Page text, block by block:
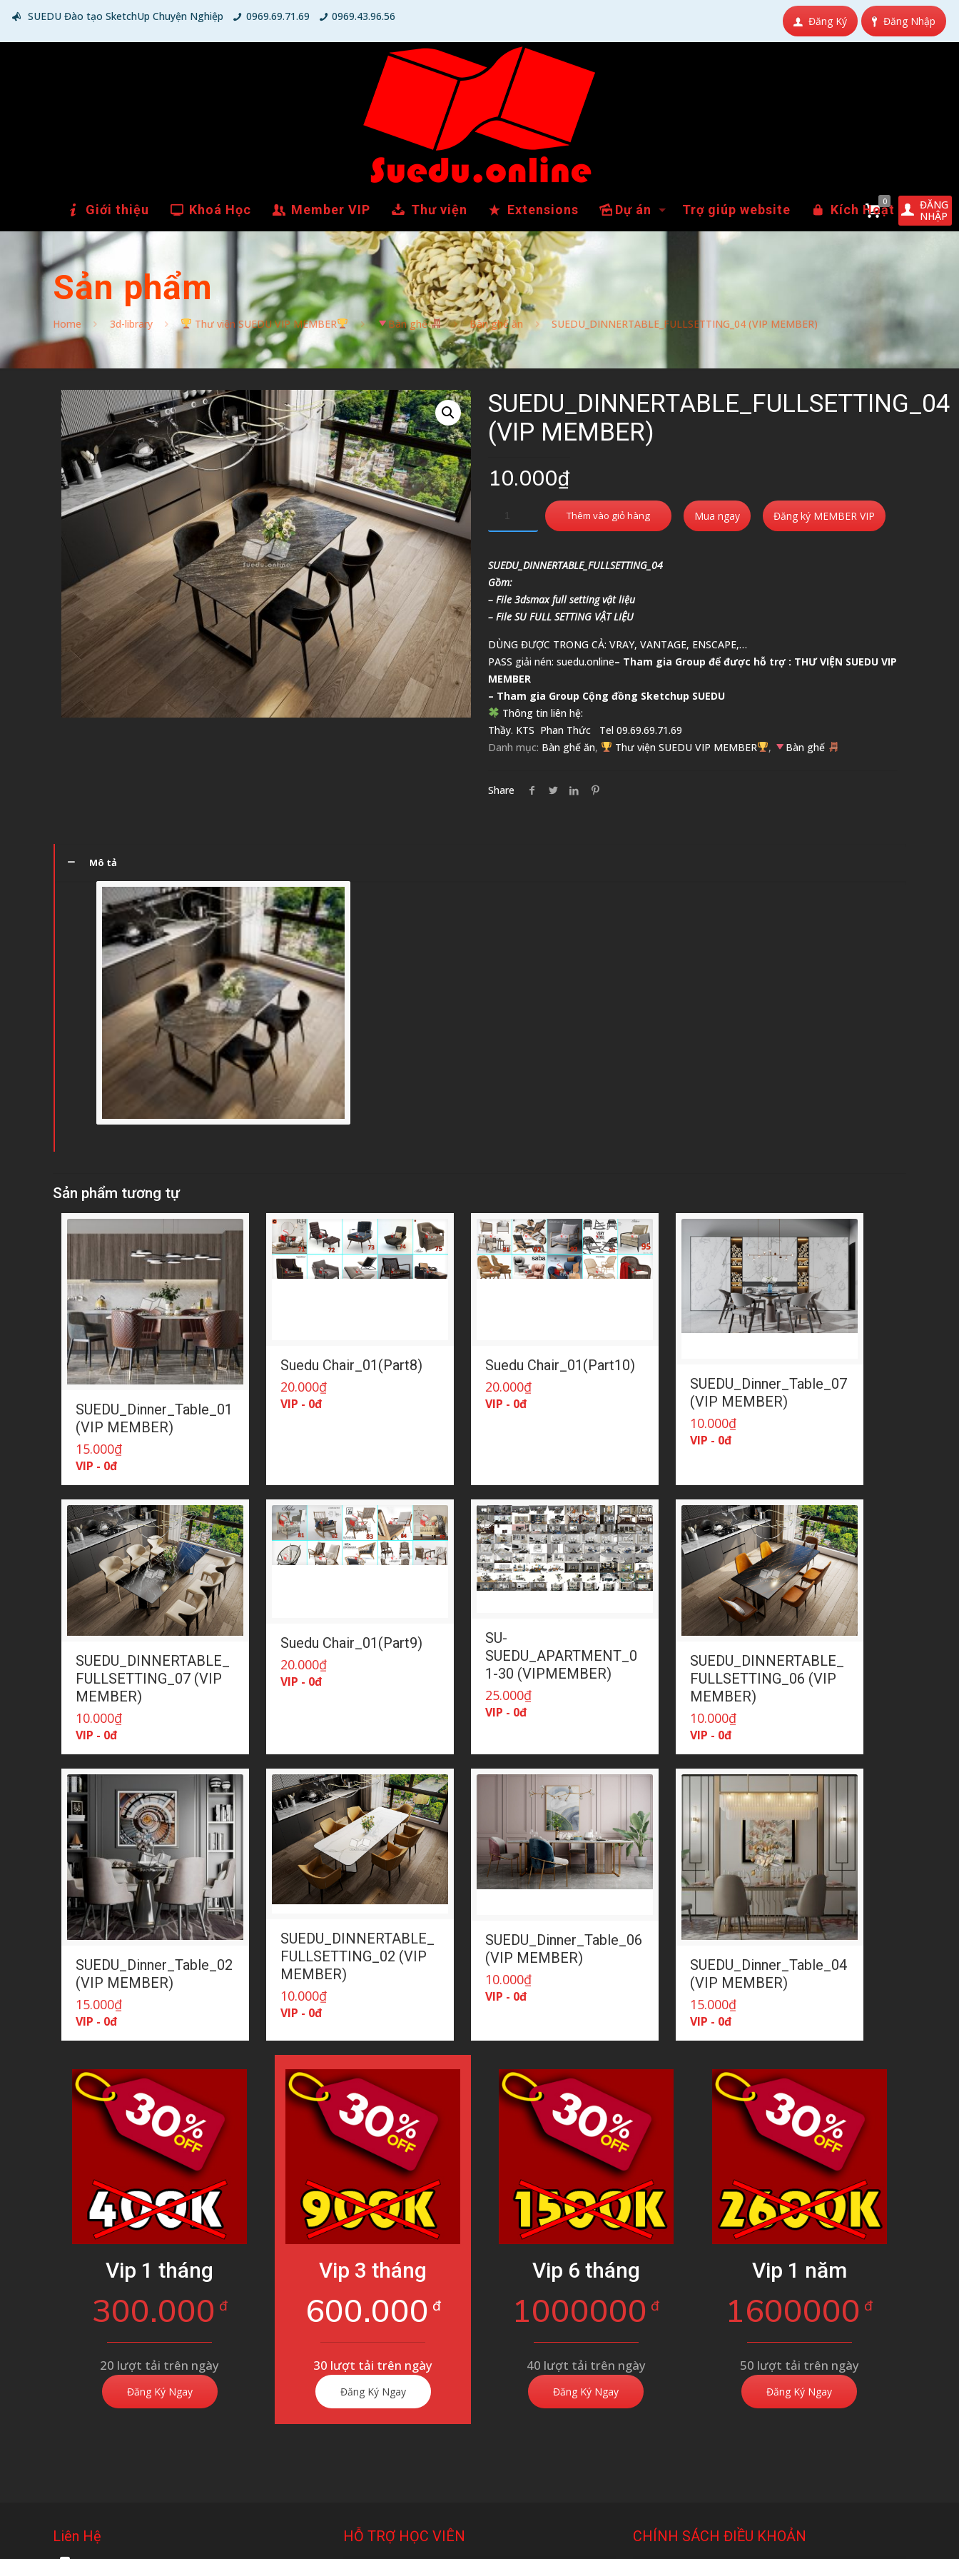
SUEDU Đào tạo SketchUp Chuyện Nghiệp 0969.69.71.69 0969.43.96.56 Đăng Nhập
Đăng Ký
Giới thiệu Khoá Học Member VIP Thư viện Extensions Dự án Trợ giúp website Kích Hoạt
0
ĐĂNG
NHẬP
Sản phẩm
Home 3d-library Thư viện SUEDU VIP MEMBER Bàn ghế Bàn ghế ăn SUEDU_DINNERTABLE_FULLSETTING_04 (VIP MEMBER)
SUEDU_DINNERTABLE_FULLSETTING_04
(VIP MEMBER)
10.000₫
Thêm vào giỏ hàng Mua ngay Đăng ký MEMBER VIP
SUEDU_DINNERTABLE_FULLSETTING_04
Gồm:
– File 3dsmax full setting vật liệu
– File SU FULL SETTING VẬT LIỆU
DÙNG ĐƯỢC TRONG CẢ: VRAY, VANTAGE, ENSCAPE,…
PASS giải nén: suedu.online– Tham gia Group để được hỗ trợ : THƯ VIỆN SUEDU VIP
MEMBER
– Tham gia Group Cộng đồng Sketchup SUEDU
Thông tin liên hệ:
Thầy. KTS Phan ThứcTel 09.69.69.71.69
Danh mục: Bàn ghế ăn, Thư viện SUEDU VIP MEMBER , Bàn ghế
Share
Mô tả
Sản phẩm tương tự
SUEDU_Dinner_Table_01
(VIP MEMBER)
15.000₫
VIP - 0đ
Suedu Chair_01(Part8)
20.000₫
VIP - 0đ
Suedu Chair_01(Part10)
20.000₫
VIP - 0đ
SUEDU_Dinner_Table_07
(VIP MEMBER)
10.000₫
VIP - 0đ
SUEDU_DINNERTABLE_
FULLSETTING_07 (VIP
MEMBER)
10.000₫
VIP - 0đ
Suedu Chair_01(Part9)
20.000₫
VIP - 0đ
SU-
SUEDU_APARTMENT_0
1-30 (VIPMEMBER)
25.000₫
VIP - 0đ
SUEDU_DINNERTABLE_
FULLSETTING_06 (VIP
MEMBER)
10.000₫
VIP - 0đ
SUEDU_Dinner_Table_02
(VIP MEMBER)
15.000₫
VIP - 0đ
SUEDU_DINNERTABLE_
FULLSETTING_02 (VIP
MEMBER)
10.000₫
VIP - 0đ
SUEDU_Dinner_Table_06
(VIP MEMBER)
10.000₫
VIP - 0đ
SUEDU_Dinner_Table_04
(VIP MEMBER)
15.000₫
VIP - 0đ
Vip 1 tháng
300.000 đ
20 lượt tải trên ngày
Đăng Ký Ngay
Vip 3 tháng
600.000 đ
30 lượt tải trên ngày
Đăng Ký Ngay
Vip 6 tháng
1000000 đ
40 lượt tải trên ngày
Đăng Ký Ngay
Vip 1 năm
1600000 đ
50 lượt tải trên ngày
Đăng Ký Ngay
Liên Hệ HỖ TRỢ HỌC VIÊN CHÍNH SÁCH ĐIỀU KHOẢN